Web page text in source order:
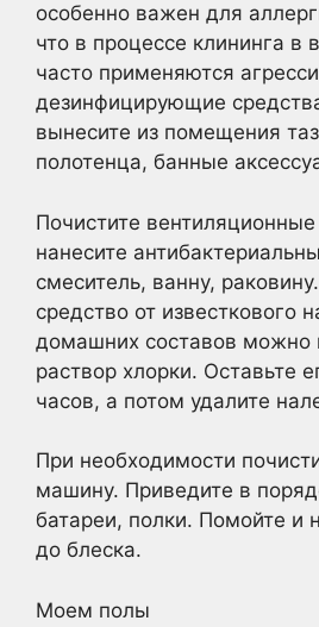
особенно важен для
что в процессе клининга в
часто применяются
дезинфицирующие
вынесите из помещения
полотенца, банные
Почистите
нанесите
смеситель, ванну,
средство от известкового
домашних составов можно
раствор хлорки. Оставьте
часов, а потом удалите
При необходимости
машину. Приведите в
батареи, полки. Помойте и
до блеска.
Моем полы